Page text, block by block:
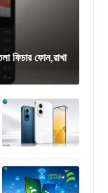
ফিচার ফোন,রাখা